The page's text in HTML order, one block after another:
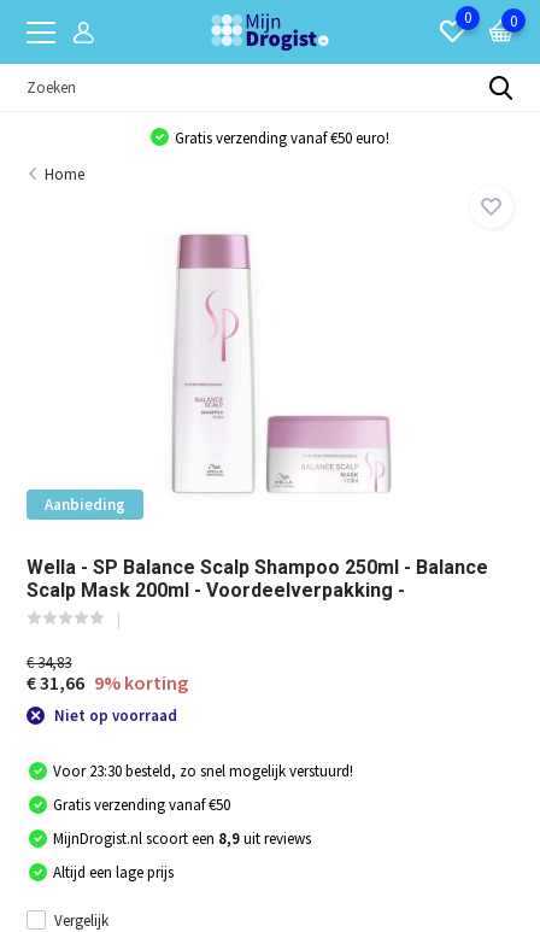
0 0
Gratis verzending vanaf €50 euro!
Home
Aanbieding
Wella - SP Balance Scalp Shampoo 250ml - Balance
Scalp Mask 200ml - Voordeelverpakking -
€ 34,83
€ 31,66 9% korting
Niet op voorraad
Voor 23:30 besteld, zo snel mogelijk verstuurd!
Gratis verzending vanaf €50
MijnDrogist.nl scoort een 8,9uit reviews
Altijd een lage prijs
Vergelijk